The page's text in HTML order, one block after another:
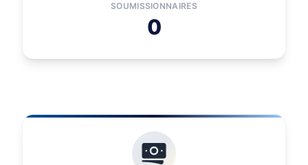
SOUMISSIONNAIRES
0